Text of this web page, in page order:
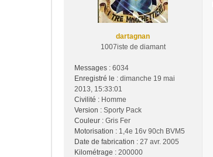
dartagnan
1007iste de diamant
Messages : 6034
Enregistré le : dimanche 19 mai
2013, 15:33:01
Civilité : Homme
Version : Sporty Pack
Couleur : Gris Fer
Motorisation : 1,4e 16v 90ch BVM5
Date de fabrication : 27 avr. 2005
Kilométrage : 200000